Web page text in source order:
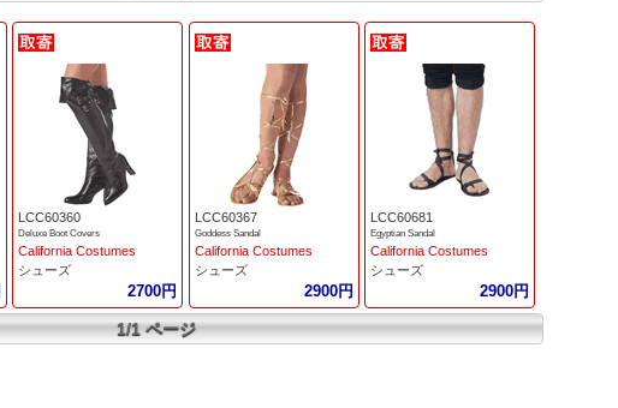
LCC60360
Deluxe Boot Covers
California Costumes
シューズ
2700円
LCC60367
Goddess Sandal
California Costumes
シューズ
2900円
LCC60681
Egyptian Sandal
California Costumes
シューズ
2900円
1/1 ページ